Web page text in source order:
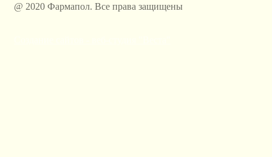
@ 2020 Фармапол. Все права защищены